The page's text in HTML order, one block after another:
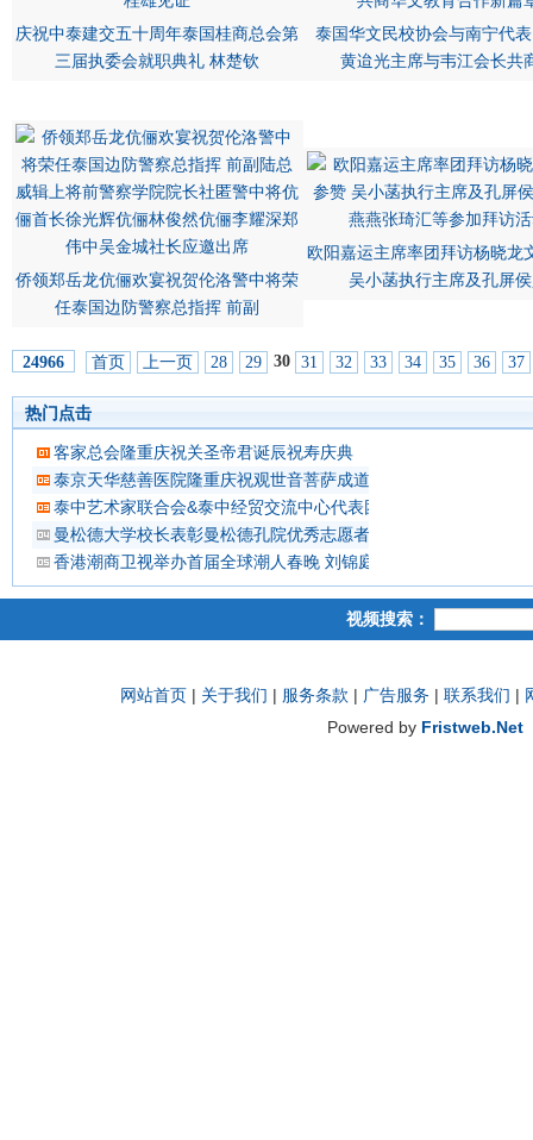
庆祝中泰建交五十周年泰国桂商总会第
三届执委会就职典礼 林楚钦
泰国华文民校协会与南宁代
黄迨光主席与韦江会长共
侨领郑岳龙伉俪欢宴祝贺伦洛警中将荣
任泰国边防警察总指挥 前副
欧阳嘉运主席率团拜访杨晓龙
吴小菡执行主席及孔屏
24966 首页 上一页 28 29 30 31 32 33 34 35 36 37
热门点击
客家总会隆重庆祝关圣帝君诞辰祝寿庆典
泰京天华慈善医院隆重庆祝观世音菩萨成道吉日延僧诵经祈福
泰中艺术家联合会&泰中经贸交流中心代表团 蔡义批会长率领抵
曼松德大学校长表彰曼松德孔院优秀志愿者教师
香港潮商卫视举办首届全球潮人春晚 刘锦庭等侨领出席
视频搜索：
网站首页 | 关于我们 | 服务条款 | 广告服务 | 联系我们 |
Powered by Fristweb.Net